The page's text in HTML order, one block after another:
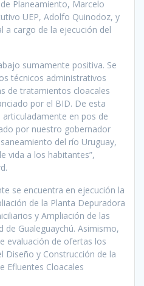
Planeamiento, Marcelo
UEP, Adolfo Quinodoz, y
a cargo de la ejecución del
sumamente positiva. Se
técnicos administrativos
de tratamientos cloacales
por el BID. De esta
en pos de
por nuestro gobernador
del río Uruguay,
vida a los habitantes”,
se encuentra en ejecución la
de la Planta Depuradora
y Ampliación de las
de Gualeguaychú. Asimismo,
evaluación de ofertas los
Diseño y Construcción de la
Efluentes Cloacales